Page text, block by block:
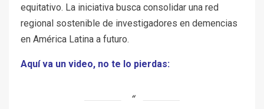
equitativo. La iniciativa busca consolidar una red
regional sostenible de investigadores en demencias
en América Latina a futuro.
Aquí va un video, no te lo pierdas: